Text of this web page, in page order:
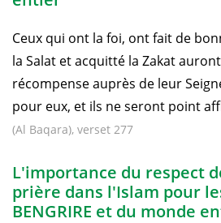
Ceux qui ont la foi, ont fait de
la Salat et acquitté la Zakat
récompense auprès de leur
pour eux, et ils ne seront point
(Al Baqara), verset 277
L'importance du respect
prière dans l'Islam pour
BENGRIRE et du monde